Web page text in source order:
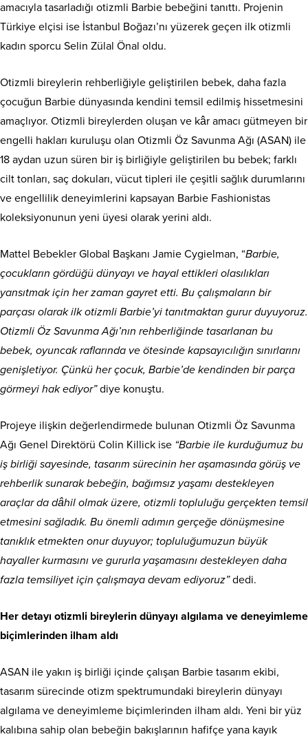
amacıyla tasarladığı otizmli Barbie bebeğini tanıttı. Projenin
Türkiye elçisi ise İstanbul Boğazı’nı yüzerek geçen ilk otizmli
kadın sporcu Selin Zülal Önal oldu.
Otizmli bireylerin rehberliğiyle geliştirilen bebek, daha fazla
çocuğun Barbie dünyasında kendini temsil edilmiş hissetmesini
amaçlıyor. Otizmli bireylerden oluşan ve kâr amacı gütmeyen bir
engelli hakları kuruluşu olan Otizmli Öz Savunma Ağı (ASAN) ile
18 aydan uzun süren bir iş birliğiyle geliştirilen bu bebek; farklı
cilt tonları, saç dokuları, vücut tipleri ile çeşitli sağlık durumlarını
ve engellilik deneyimlerini kapsayan Barbie Fashionistas
koleksiyonunun yeni üyesi olarak yerini aldı.
Mattel Bebekler Global Başkanı Jamie Cygielman, “Barbie,
çocukların gördüğü dünyayı ve hayal ettikleri olasılıkları
yansıtmak için her zaman gayret etti. Bu çalışmaların bir
parçası olarak ilk otizmli Barbie’yi tanıtmaktan gurur duyuyoruz.
Otizmli Öz Savunma Ağı’nın rehberliğinde tasarlanan bu
bebek, oyuncak raflarında ve ötesinde kapsayıcılığın sınırlarını
genişletiyor. Çünkü her çocuk, Barbie’de kendinden bir parça
görmeyi hak ediyor”diye konuştu.
Projeye ilişkin değerlendirmede bulunan Otizmli Öz Savunma
Ağı Genel Direktörü Colin Killick ise “Barbie ile kurduğumuz bu
iş birliği sayesinde, tasarım sürecinin her aşamasında görüş ve
rehberlik sunarak bebeğin, bağımsız yaşamı destekleyen
araçlar da dâhil olmak üzere, otizmli topluluğu gerçekten temsil
etmesini sağladık. Bu önemli adımın gerçeğe dönüşmesine
tanıklık etmekten onur duyuyor; topluluğumuzun büyük
hayaller kurmasını ve gururla yaşamasını destekleyen daha
fazla temsiliyet için çalışmaya devam ediyoruz”dedi.
Her detayı otizmli bireylerin dünyayı algılama ve deneyimleme
biçimlerinden ilham aldı
ASAN ile yakın iş birliği içinde çalışan Barbie tasarım ekibi,
tasarım sürecinde otizm spektrumundaki bireylerin dünyayı
algılama ve deneyimleme biçimlerinden ilham aldı. Yeni bir yüz
kalıbına sahip olan bebeğin bakışlarının hafifçe yana kayık